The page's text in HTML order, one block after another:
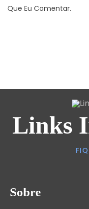
Que Eu Comentar.
Links
Sobre